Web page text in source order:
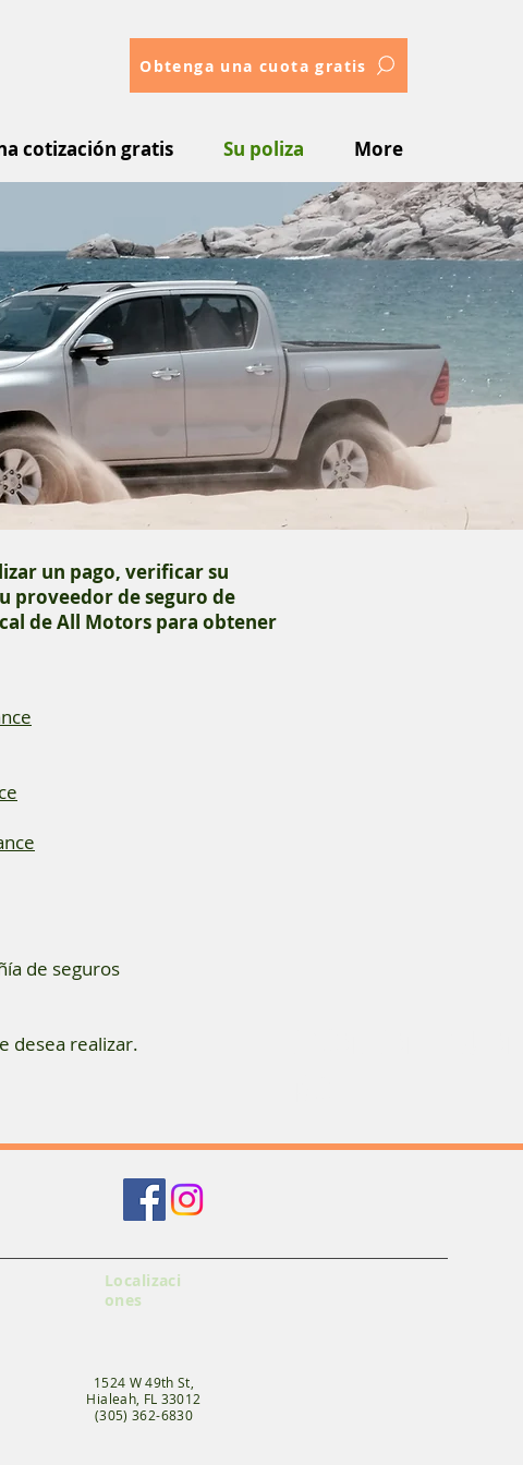
Obtenga una cuota gratis
cotización gratis Su poliza More
un pago, verificar su
proveedor de seguro de
de All Motors para obtener
de seguros
desea realizar.
Localizaci
ones
1524 W 49th St,
Hialeah, FL 33012
(305) 362-6830